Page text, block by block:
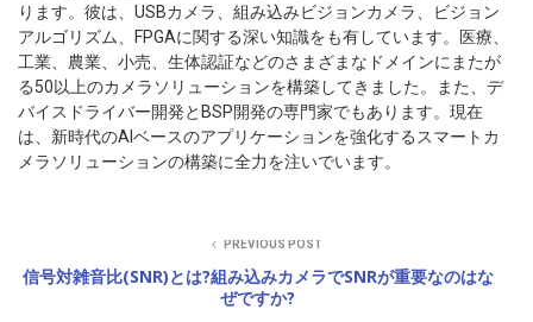
ります。彼は、USBカメラ、組み込みビジョンカメラ、ビジョン
アルゴリズム、FPGAに関する深い知識をも有しています。医療、
工業、農業、小売、生体認証などのさまざまなドメインにまたが
る50以上のカメラソリューションを構築してきました。また、デ
バイスドライバー開発とBSP開発の専門家でもあります。現在
は、新時代のAIベースのアプリケーションを強化するスマートカ
メラソリューションの構築に全力を注いでいます。
PREVIOUS POST
信号対雑音比(SNR)とは?組み込みカメラでSNRが重要なのはな
ぜですか?